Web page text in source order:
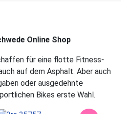
Online Shop
für eine flotte Fitness-
auf dem Asphalt. Aber auch
oder ausgedehnte
Bikes erste Wahl.